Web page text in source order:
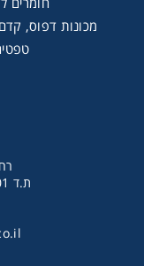
מכונות דפוס,
ת.ד 3901 ,פתח תקווה 4952706
מעונין לקבל
חומרי גלם